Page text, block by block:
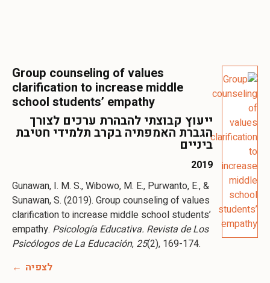
Group counseling of values
clarification to increase middle
school students’ empathy
ייעוץ קבוצתי להבהרת ערכים לצורך
הגברת האמפתיה בקרב תלמידי חטיבת
ביניים
2019
Gunawan, I. M. S., Wibowo, M. E., Purwanto, E., &
Sunawan, S. (2019). Group counseling of values
clarification to increase middle school students’
empathy. Psicología Educativa. Revista de Los
Psicólogos de La Educación, 25(2), 169-174.
לצפיה